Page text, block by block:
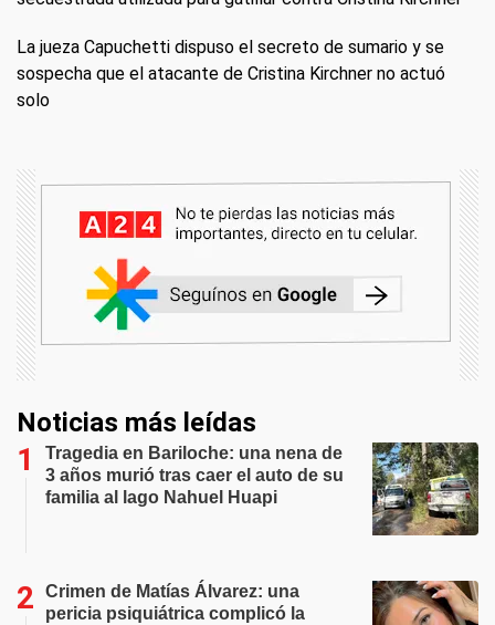
La jueza Capuchetti dispuso el secreto de sumario y se
sospecha que el atacante de Cristina Kirchner no actuó
solo
Noticias más leídas
Tragedia en Bariloche: una nena de
3 años murió tras caer el auto de su
familia al lago Nahuel Huapi
Crimen de Matías Álvarez: una
pericia psiquiátrica complicó la